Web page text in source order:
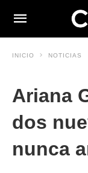
INICIO NOTICIAS
Ariana
dos
nunca